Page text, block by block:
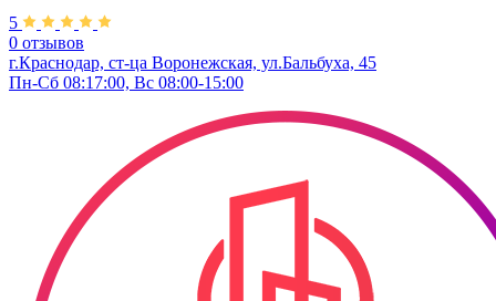
5
0 отзывов
г.Краснодар, ст-ца Воронежская, ул.Бальбуха, 45
Пн-Сб 08:17:00, Вс 08:00-15:00